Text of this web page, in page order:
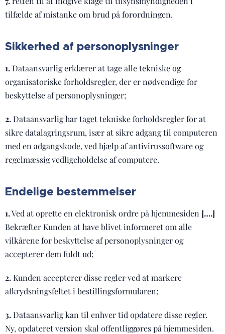
tilfælde af mistanke om brud på forordningen.
Sikkerhed af personoplysninger
1.Dataansvarlig erklærer at tage alle tekniske og
organisatoriske forholdsregler, der er nødvendige for
beskyttelse af personoplysninger;
2.Dataansvarlig har taget tekniske forholdsregler for at
sikre datalagringsrum, især at sikre adgang til computeren
med en adgangskode, ved hjælp af antivirussoftware og
regelmæssig vedligeholdelse af computere.
Endelige bestemmelser
1.Ved at oprette en elektronisk ordre på hjemmesiden [….]
Bekræfter Kunden at have blivet informeret om alle
vilkårene for beskyttelse af personoplysninger og
accepterer dem fuldt ud;
2.Kunden accepterer disse regler ved at markere
afkrydsningsfeltet i bestillingsformularen;
3.Dataansvarlig kan til enhver tid opdatere disse regler.
Ny, opdateret version skal offentliggøres på hjemmesiden.